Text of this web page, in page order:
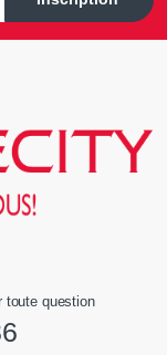
toute question